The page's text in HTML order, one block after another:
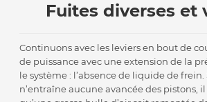
Fuites diverses et
Continuons avec les leviers en bout de
de puissance avec une extension de la
le système : l’absence de liquide de frein.
n’entraîne aucune avancée des pistons,